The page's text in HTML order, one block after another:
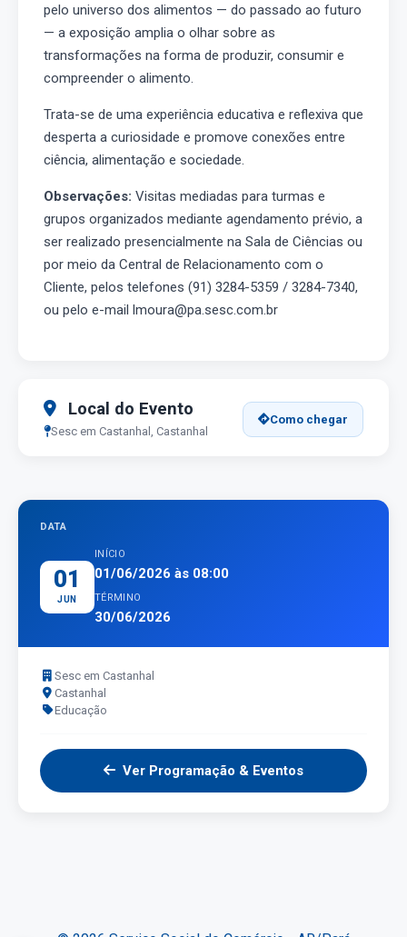
pelo universo dos alimentos — do passado ao futuro
— a exposição amplia o olhar sobre as
transformações na forma de produzir, consumir e
compreender o alimento.
Trata-se de uma experiência educativa e reflexiva que
desperta a curiosidade e promove conexões entre
ciência, alimentação e sociedade.
Observações: Visitas mediadas para turmas e
grupos organizados mediante agendamento prévio, a
ser realizado presencialmente na Sala de Ciências ou
por meio da Central de Relacionamento com o
Cliente, pelos telefones (91) 3284-5359 / 3284-7340,
ou pelo e-mail lmoura@pa.sesc.com.br
Local do Evento
Sesc em Castanhal, Castanhal
Como chegar
DATA
01
JUN
INÍCIO
01/06/2026 às 08:00
TÉRMINO
30/06/2026
Sesc em Castanhal
Castanhal
Educação
Ver Programação & Eventos